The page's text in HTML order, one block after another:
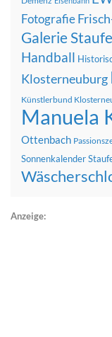
Fotografie
Galerie
Handball
Klosterneuburg
Künstlerbund
Manuela
Ottenbach
Sonnenkalender
Anzeige: